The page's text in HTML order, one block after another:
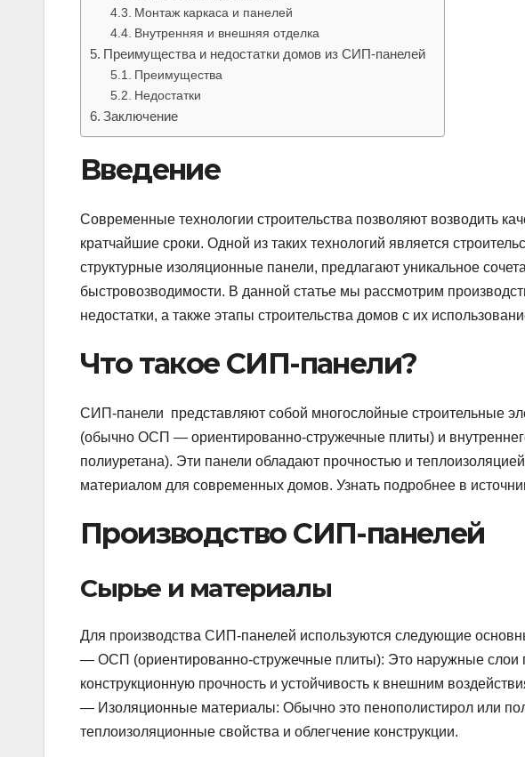
Монтаж каркаса и панелей
Внутренняя и внешняя отделка
Преимущества и недостатки домов из СИП-панелей
Преимущества
Недостатки
Заключение
Введение
Современные технологии строительства позволяют возводить
кратчайшие сроки. Одной из таких технологий является
структурные изоляционные панели, предлагают уникальное
быстровозводимости. В данной статье мы рассмотрим
недостатки, а также этапы строительства домов с их
Что такое СИП-панели?
СИП-панели представляют собой многослойные строительные
(обычно ОСП — ориентированно-стружечные плиты) и
полиуретана). Эти панели обладают прочностью и
материалом для современных домов. Узнать подробнее в
Производство СИП-панелей
Сырье и материалы
Для производства СИП-панелей используются следующие
— ОСП (ориентированно-стружечные плиты): Это наружные слои
конструкционную прочность и устойчивость к внешним
— Изоляционные материалы: Обычно это пенополистирол или
теплоизоляционные свойства и облегчение конструкции.